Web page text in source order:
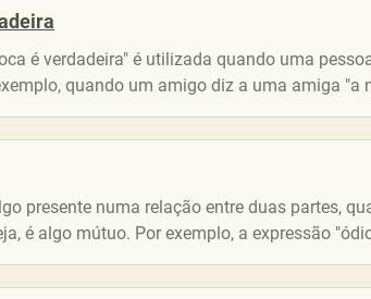
é verdadeira" é utilizada quando uma
quando um amigo diz a uma amiga "a
presente numa relação entre duas partes,
é algo mútuo. Por exemplo, a expressão